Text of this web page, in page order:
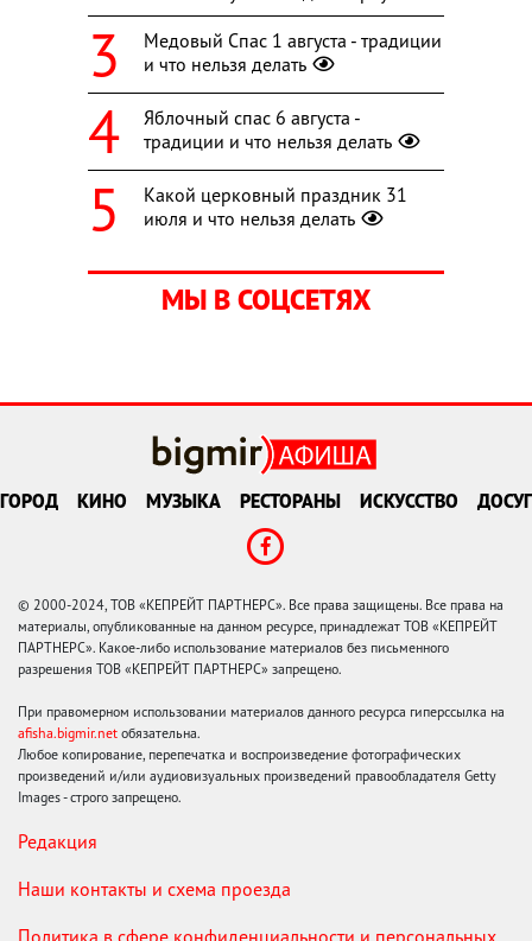
Медовый Спас 1 августа - традиции
и что нельзя делать
Яблочный спас 6 августа -
традиции и что нельзя делать
Какой церковный праздник 31
июля и что нельзя делать
МЫ В СОЦСЕТЯХ
ГОРОД КИНО МУЗЫКА РЕСТОРАНЫ ИСКУССТВО ДОСУГ
© 2000-2024, ТОВ «КЕПРЕЙТ ПАРТНЕРС». Все права защищены. Все права на
материалы, опубликованные на данном ресурсе, принадлежат ТОВ «КЕПРЕЙТ
ПАРТНЕРС». Какое-либо использование материалов без письменного
разрешения ТОВ «КЕПРЕЙТ ПАРТНЕРС» запрещено.
При правомерном использовании материалов данного ресурса гиперссылка на
afisha.bigmir.net обязательна.
Любое копирование, перепечатка и воспроизведение фотографических
произведений и/или аудиовизуальных произведений правообладателя Getty
Images - строго запрещено.
Редакция
Наши контакты и схема проезда